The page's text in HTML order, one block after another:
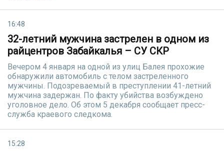
16:48
32-летний мужчина застрелен в одном из
райцентров Забайкалья – СУ СКР
Вечером 4 января на одной из улиц Балея прохожие
обнаружили автомобиль с телом застреленного
мужчины. Подозреваемый в преступлении 41-летний
мужчина задержан. По факту убийства возбуждено
уголовное дело. Об этом 5 декабря сообщает пресс-
служба краевого следкома.
15:28